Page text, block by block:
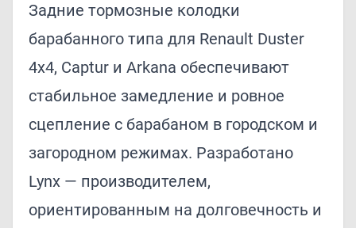
Задние тормозные колодки
барабанного типа для Renault Duster
4x4, Captur и Arkana обеспечивают
стабильное замедление и ровное
сцепление с барабаном в городском и
загородном режимах. Разработано
Lynx — производителем,
ориентированным на долговечность и